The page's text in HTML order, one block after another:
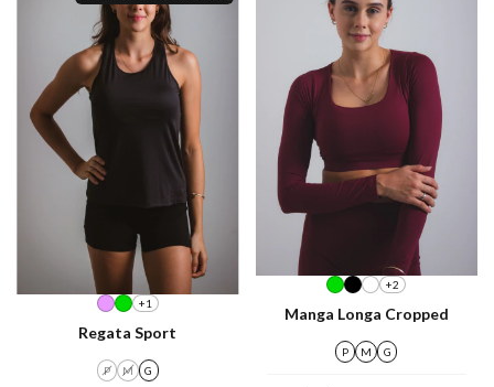
+1
Regata Sport
P M G
+2
Manga Longa Cropped
P M G